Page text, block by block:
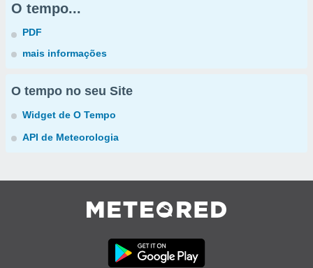
O tempo...
PDF
mais informações
O tempo no seu Site
Widget de O Tempo
API de Meteorologia